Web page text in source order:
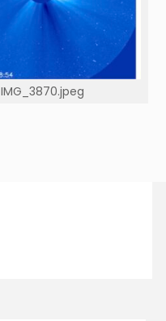
IMG_3870.jpeg